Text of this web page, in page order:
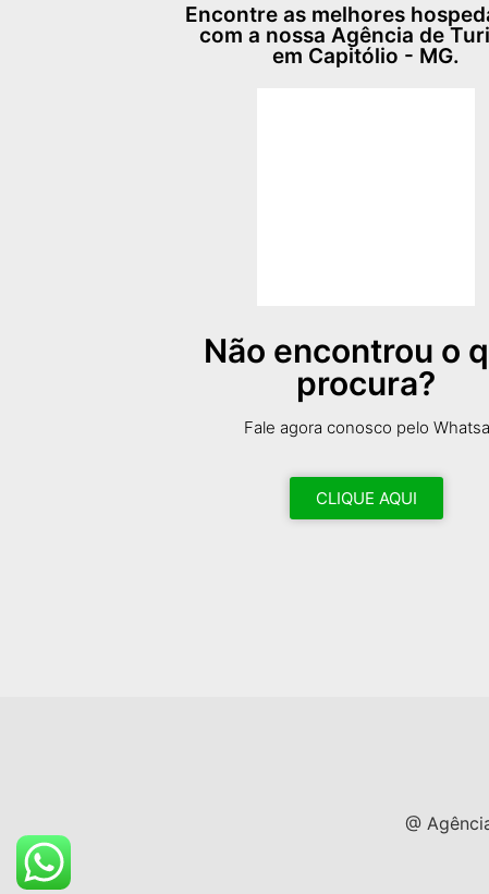
Encontre as melhores
com a nossa Agência de
em Capitólio - MG.
Não encontrou o
procura?
Fale agora conosco pelo
CLIQUE AQUI
@